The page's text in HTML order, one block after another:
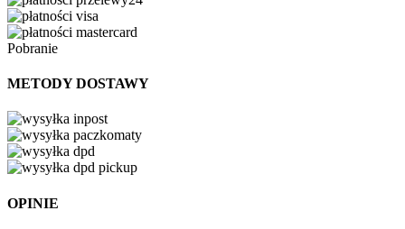
Pobranie
METODY DOSTAWY
OPINIE